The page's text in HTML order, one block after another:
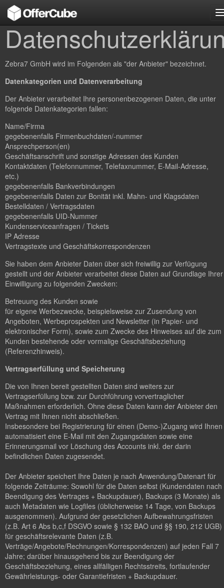
Zebra7 GmbH wird im Folgenden als "der Anbieter" bezeichnet.
Datenkategorien und Datenverarbeitung
Der Anbieter verarbeitet Ihre personenbezogenen Daten, die unter
folgende Datenkategorien fallen:
Name/Firma
gegebenenfalls Firmenbuchdaten/-nummer
Ansprechperson(en)
Geschäftsanschrift und sonstige Adressen des Kunden
Kontaktdaten (Telefonnummer, Telefaxnummer, E-Mail-Adresse,
etc.)
gegebenenfalls Bankverbindungen
gegebenenfalls Daten zur Bonität inkl. Mahn- und Klagsdaten
Bestelldaten / Vertragsdaten
gegebenenfalls UID-Nummer
Kundenserviceanfragen / Tickets
IP Adresse
Vertragstexte und Geschäftskorrespondenzen
Sie haben dem Anbieter Daten über sich freiwillig zur Verfügung
gestellt und der Anbieter verarbeitet diese Daten auf Grundlage Ihrer
Einwilligung zu folgenden Zwecken:
Betreuung des Kunden sowie
für eigene Werbezwecke, beispielsweise zur Zusendung von
Angeboten, Werbeprospekten und Newsletter (in Papier- und
elektronischer Form), sowie zum Zwecke des Hinweises auf die zum
Kunden bestehende oder vormalige Geschäftsbeziehung
(Referenzhinweis).
Vertragserfüllung und Speicherung
Die von Ihnen bereit gestellten Daten sind weiters zur
Vertragserfüllung bzw. zur Durchführung vorvertraglicher
Maßnahmen erforderlich. Ohne diese Daten kann der Anbieter den
Vertrag mit Ihnen nicht abschließen.
Insbesondere bei Registrierung für einen (Demo-)Zugang wird Ihnen
automatisiert eine E-Mail mit den Zugangsdaten sowie eine
Erinnerungsmail vor Löschung des Accounts inkl. der darin
befindlichen Daten zugesendet.
Der Anbieter speichert Ihre Daten je nach Anwendung/Datenart für
folgende Zeiträume: Sowohl für die Daten selbst (Kundendaten nach
Beendigung des Vertrages + Backupdauer), Backups (3 Monate) als
auch Metadaten wie Logfiles (üblicherweise 14 Tage, von Backups
ausgenommen). Aufgrund der gesetzlichen Aufbewahrungsfristen
(z.B. Art 6 Abs b,c,f DSGVO sowie § 132 BAO und §§ 190, 212 UGB)
für geschäftsrelevante Daten (z.B.
Verträge/Angebote/Rechnungen/Korrespondenzen) auf jeden Fall 7
Jahre; darüber hinausgehend bis zur Beendigung der
Geschäftsbeziehung, eines allfälligen Rechtsstreits, fortlaufender
Gewährleistungs- oder Garantiefristen + Backupdauer.